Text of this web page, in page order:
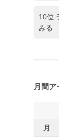
10位
みる
月間
月